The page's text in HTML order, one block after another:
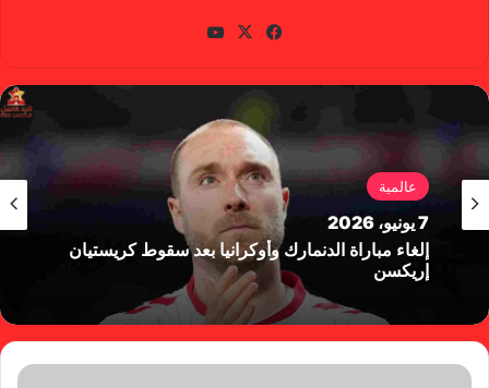
في
وك
X
عالمية
7 يونيو، 2026
إلغاء مباراة الدنمارك وأوكرانيا بعد سقوط كريستيان
إريكسن